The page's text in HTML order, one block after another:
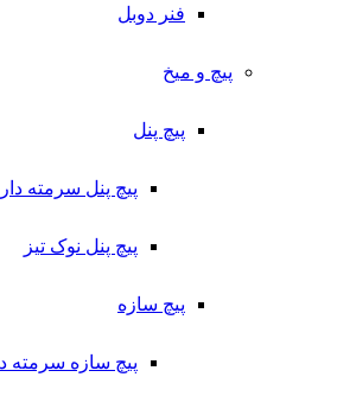
فنر دوبل
پیچ و میخ
پیچ پنل
پیچ پنل سرمته دار
پیچ پنل نوک تیز
پیچ سازه
پیچ سازه سرمته دار